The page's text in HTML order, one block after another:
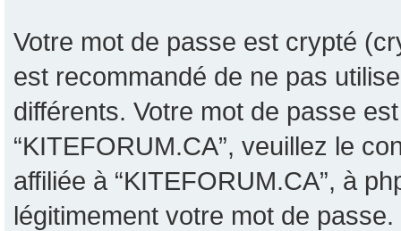
Votre mot de passe est crypté
est recommandé de ne pas
différents. Votre mot de passe
“KITEFORUM.CA”, veuillez le
affiliée à “KITEFORUM.CA”, à
légitimement votre mot de